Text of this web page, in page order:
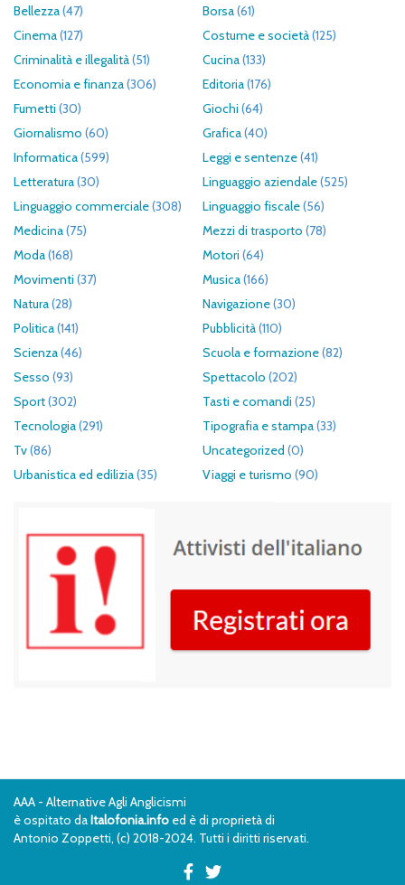
Bellezza(47) Borsa(61)
Cinema(127) Costume e società(125)
Criminalità e illegalità(51) Cucina(133)
Economia e finanza(306) Editoria(176)
Fumetti (30) Giochi (64)
Giornalismo (60) Grafica(40)
Informatica(599) Leggi e sentenze(41)
Letteratura(30) Linguaggio aziendale(525)
Linguaggio commerciale(308) Linguaggio fiscale(56)
Medicina(75) Mezzi di trasporto (78)
Moda(168) Motori (64)
Movimenti (37) Musica(166)
Natura(28) Navigazione(30)
Politica(141) Pubblicità(110)
Scienza(46) Scuola e formazione(82)
Sesso (93) Spettacolo (202)
Sport(302) Tasti e comandi (25)
Tecnologia(291) Tipografia e stampa(33)
Tv(86) Uncategorized (0)
Urbanistica ed edilizia(35) Viaggi e turismo (90)
AAA - Alternative Agli Anglicismi
è ospitato daItalofonia.info ed è di proprietà di
Antonio Zoppetti, (c) 2018-2024. Tutti i diritti riservati.